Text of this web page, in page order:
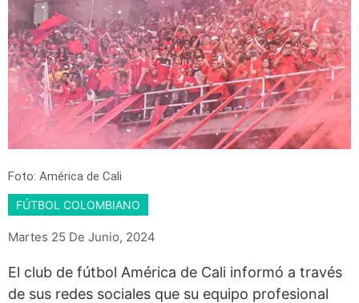
Foto: América de Cali
FÚTBOL COLOMBIANO
Martes 25 De Junio, 2024
El club de fútbol América de Cali informó a través
de sus redes sociales que su equipo profesional